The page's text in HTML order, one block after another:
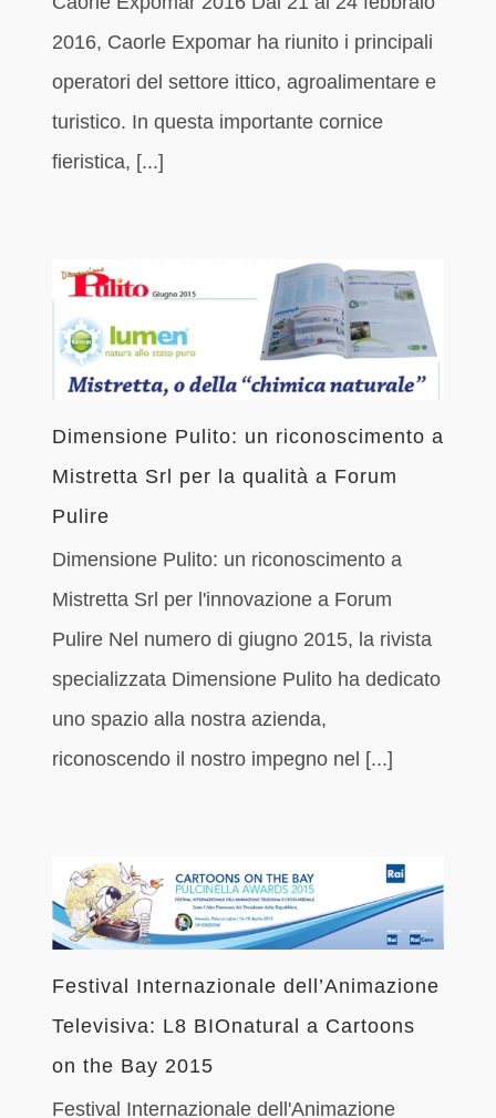
2016, Caorle Expomar ha riunito i principali
operatori del settore ittico, agroalimentare e
turistico. In questa importante cornice
fieristica, [...]
Dimensione Pulito: un riconoscimento a
Mistretta Srl per la qualità a Forum
Pulire
Dimensione Pulito: un riconoscimento a
Mistretta Srl per l'innovazione a Forum
Pulire Nel numero di giugno 2015, la rivista
specializzata Dimensione Pulito ha dedicato
uno spazio alla nostra azienda,
riconoscendo il nostro impegno nel [...]
Festival Internazionale dell’Animazione
Televisiva: L8 BIOnatural a Cartoons
on the Bay 2015
Festival Internazionale dell'Animazione